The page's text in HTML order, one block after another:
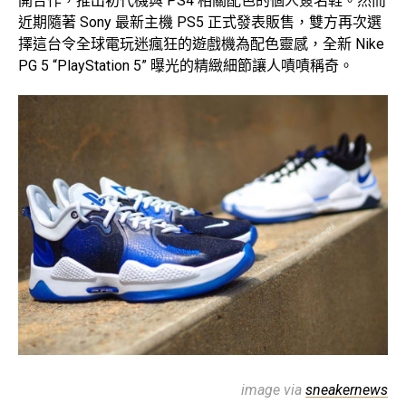
近期隨著 Sony 最新主機 PS5 正式發表販售，雙方再次選
擇這台令全球電玩迷瘋狂的遊戲機為配色靈感，全新 Nike
PG 5 “PlayStation 5” 曝光的精緻細節讓人嘖嘖稱奇。
image via sneakernews